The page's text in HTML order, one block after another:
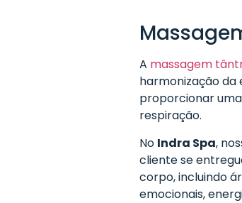
A massagem
harmonização da
proporcionar
respiração.
No Indra Spa,
cliente se
corpo, incluindo
emocionais,